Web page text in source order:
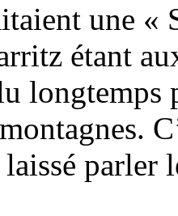
une «
étant
longtemps